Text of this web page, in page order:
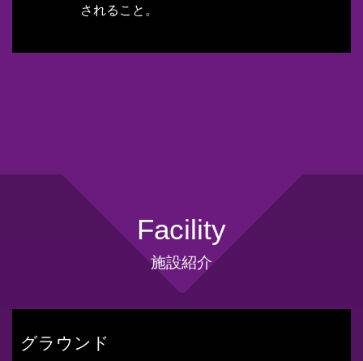
されること。
Facility
施設紹介
グラウンド